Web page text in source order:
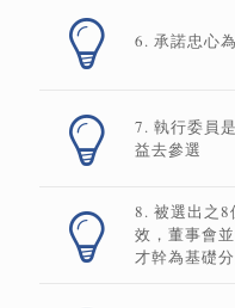
6. 承諾忠心
7. 執行委員
益去參選
8. 被選出之8
效，董事會
才幹為基礎